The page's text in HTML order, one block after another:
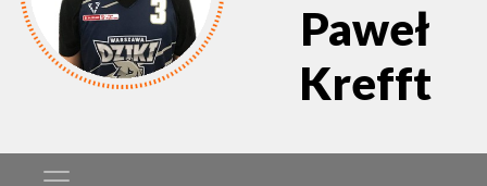
Paweł
Krefft